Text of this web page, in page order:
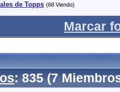
de Topps (68 Viendo)
Marcar
: 835 (7